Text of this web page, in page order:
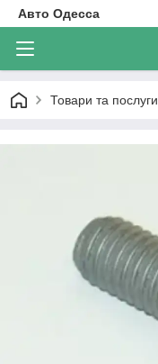
Авто Одесса
Товари та послуги